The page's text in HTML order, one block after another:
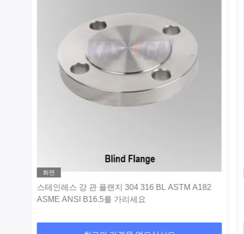
화면
스테인레스 강 관 플랜지 304 316 BL ASTM A182
ASME ANSI B16.5를 가리세요